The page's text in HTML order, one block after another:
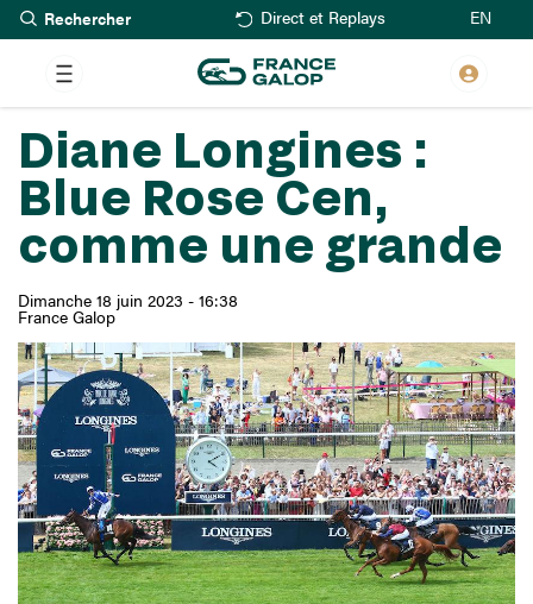
Aller
au
contenu
principal
Rechercher Direct et Replays EN
Diane Longines :
Blue Rose Cen,
comme une grande
Dimanche 18 juin 2023 - 16:38
France Galop